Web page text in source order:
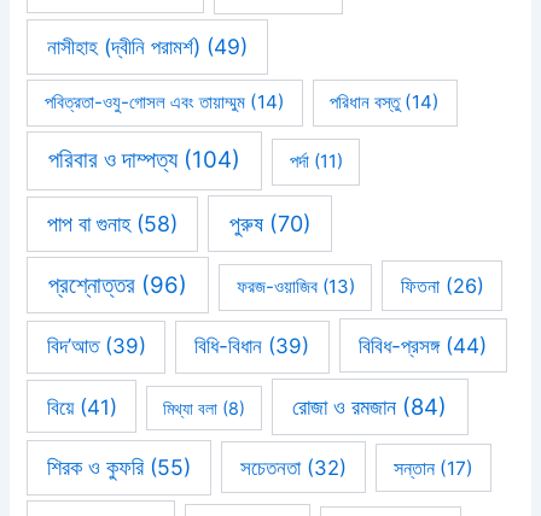
নাসীহাহ (দ্বীনি পরামর্শ) (49)
পবিত্রতা-ওযু-গোসল এবং তায়াম্মুম (14) পরিধান বস্তু(14)
পরিবার ও দাম্পত্য(104) পর্দা(11)
পাপ বা গুনাহ(58) পুরুষ(70)
প্রশ্নোত্তর (96) ফরজ-ওয়াজিব(13) ফিতনা(26)
বিদ’আত(39) বিধি-বিধান (39) বিবিধ-প্রসঙ্গ(44)
বিয়ে(41) মিথ্যা বলা(8) রোজা ও রমজান (84)
শিরক ও কুফরি(55) সচেতনতা(32) সন্তান(17)